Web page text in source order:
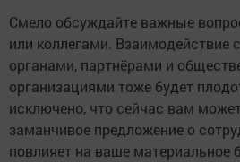
Смело обсуждайте важные
или коллегами. Взаимодействие
органами, партнёрами и
организациями тоже будет
исключено, что сейчас вам
заманчивое предложение о
повлияет на ваше материальное